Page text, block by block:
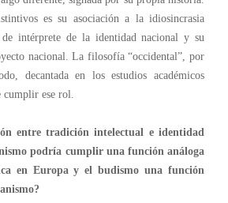
es su asociación a la idiosincrasia
intérprete de la identidad nacional y su
nacional. La filosofía “occidental”, por
decantada en los estudios académicos
cumplir ese rol.
entre tradición intelectual e identidad
podría cumplir una función análoga
en Europa y el budismo una función